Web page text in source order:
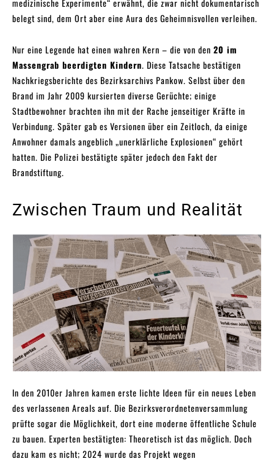
medizinische Experimente“ erwähnt, die zwar nicht dokumentarisch
belegt sind, dem Ort aber eine Aura des Geheimnisvollen verleihen.
Nur eine Legende hat einen wahren Kern – die von den 20 im
Massengrab beerdigten Kindern. Diese Tatsache bestätigen
Nachkriegsberichte des Bezirksarchivs Pankow. Selbst über den
Brand im Jahr 2009 kursierten diverse Gerüchte; einige
Stadtbewohner brachten ihn mit der Rache jenseitiger Kräfte in
Verbindung. Später gab es Versionen über ein Zeitloch, da einige
Anwohner damals angeblich „unerklärliche Explosionen“ gehört
hatten. Die Polizei bestätigte später jedoch den Fakt der
Brandstiftung.
Zwischen Traum und Realität
In den 2010er Jahren kamen erste lichte Ideen für ein neues Leben
des verlassenen Areals auf. Die Bezirksverordnetenversammlung
prüfte sogar die Möglichkeit, dort eine moderne öffentliche Schule
zu bauen. Experten bestätigten: Theoretisch ist das möglich. Doch
dazu kam es nicht; 2024 wurde das Projekt wegen